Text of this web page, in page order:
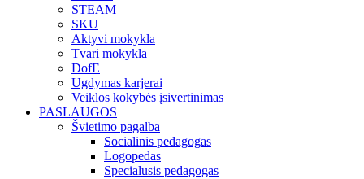
STEAM
SKU
Aktyvi mokykla
Tvari mokykla
DofE
Ugdymas karjerai
Veiklos kokybės įsivertinimas
PASLAUGOS
Švietimo pagalba
Socialinis pedagogas
Logopedas
Specialusis pedagogas